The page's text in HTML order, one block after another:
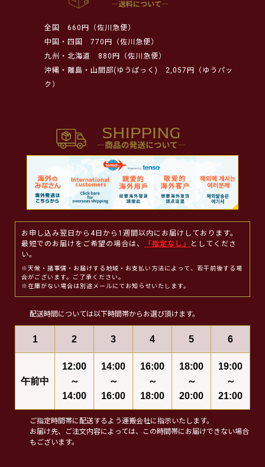
全国
660円（佐川急便）
中国・四国
770円（佐川急便）
九州・北海道
880円（佐川急便）
沖縄・離島・山間部(ゆうぱっく)
2,057円（ゆうパッ
ク）
お申し込み翌日から4日から1週間以内にお届けしております。
最短でのお届けをご希望の場合は、
「指定なし」
としてくださ
い。
※天候・諸事情・お届けする地域・お支払い方法によって、若干前後する場
合がございます。ご了承ください。
※在庫がない場合は別途メールにてお知らせいたします。
配送時間については以下時間帯からお選び頂けます。
1 2 3 4 5 6
午前中
12:00
～
14:00
14:00
～
16:00
16:00
～
18:00
18:00
～
20:00
19:00
～
21:00
ご指定時間帯に配送するよう運搬会社に指示いたします。
お届け先、ご注文内容によっては、この時間帯にお届けできない場合
もございます。